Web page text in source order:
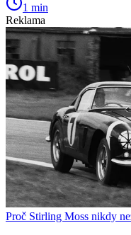
1 min
Reklama
Proč Stirling Moss nikdy